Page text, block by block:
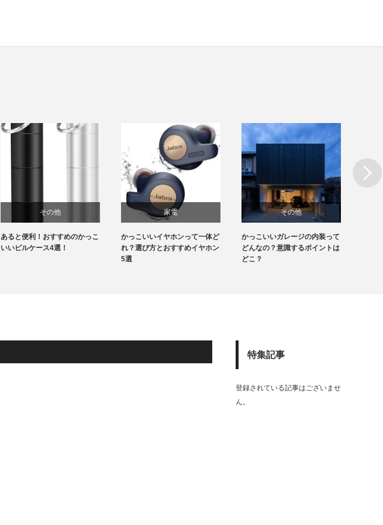
その他
あると便利！おすすめのかっこ
いいピルケース4選！
家電
かっこいいイヤホンって一体ど
れ？選び方とおすすめイヤホン
5選
その他
かっこいいガレージの内装って
どんなの？意識するポイントは
どこ？
Next
特集記事
登録されている記事はございませ
ん。